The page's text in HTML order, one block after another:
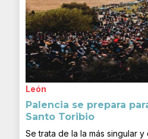
León
Palencia se prepara
Santo Toribio
Se trata de la la más singular